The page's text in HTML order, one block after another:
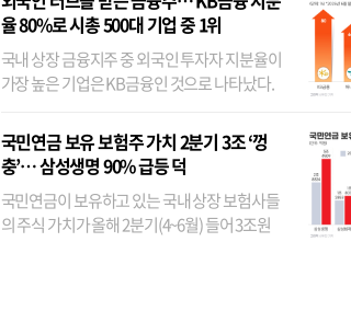
율 80%로 시총 500대 기업 중 1위
국내 상장 금융지주 중 외국인 투자자 지분율이
가장 높은 기업은 KB금융인 것으로 나타났다.
융이었다. 특히 KB금융은 지난달 말 기준 해외
기관투자자 지분율이...
국민연금 보유 보험주 가치 2분기 3조 ‘껑
충’… 삼성생명 90% 급등 덕
국민연금이 보유하고 있는 국내 상장 보험사들
의 주식 가치가 올해 2분기(4~6월) 들어 3조원